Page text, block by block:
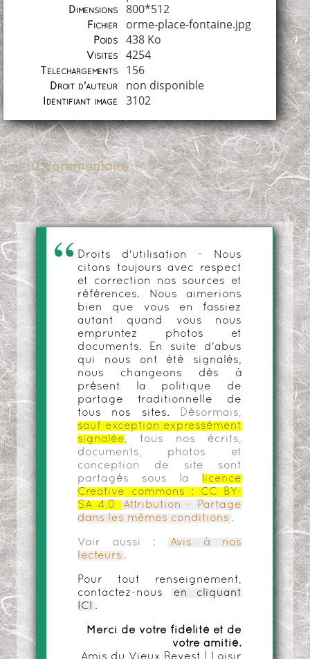
Dimensions 800*512
Fichier orme-place-fontaine.jpg
Poids 438 Ko
Visites 4254
Téléchargements 156
Droit d'auteur non disponible
Identifiant image 3102
0 commentaire
Droits d'utilisation - Nous
citons toujours avec respect
et correction nos sources et
références. Nous aimerions
bien que vous en fassiez
autant quand vous nous
empruntez photos et
documents. En suite d'abus
qui nous ont été signalés,
nous changeons dès à
présent la politique de
partage traditionnelle de
tous nos sites.
Désormais,
sauf exception expressément
signalée , tous nos écrits,
documents, photos et
conception de site sont
partagés sous la
licence
Creative commons :
CC BY-
SA 4.0
Attribution - Partage
dans les mêmes conditions .
Voir aussi :
Avis à nos
lecteurs .
Pour tout renseignement,
contactez-nous
en cliquant
ICI
.
Merci de votre fidélité et de
votre amitié.
Amis du Vieux Revest | Loisir